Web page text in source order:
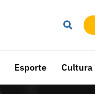
Esporte Cultura